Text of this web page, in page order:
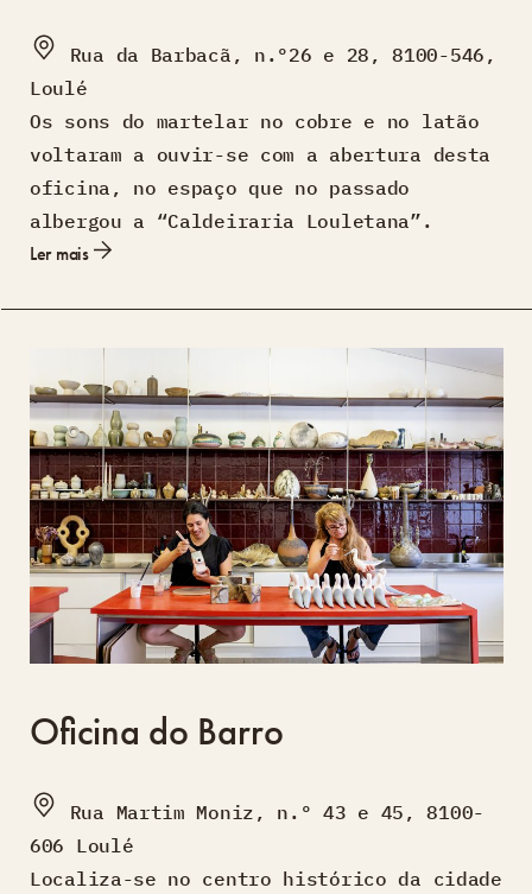
Rua da Barbacã, n.º26 e 28, 8100-546,
Loulé
Os sons do martelar no cobre e no latão
voltaram a ouvir-se com a abertura desta
oficina, no espaço que no passado
albergou a “Caldeiraria Louletana”.
Ler mais
Oficina do Barro
Rua Martim Moniz, n.º 43 e 45, 8100-
606 Loulé
Localiza-se no centro histórico da cidade